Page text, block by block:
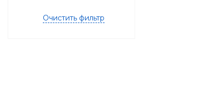
Очистить фильтр